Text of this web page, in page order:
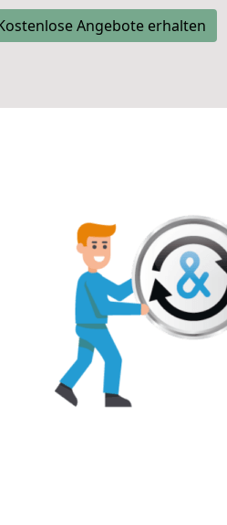
Angebote erhalten